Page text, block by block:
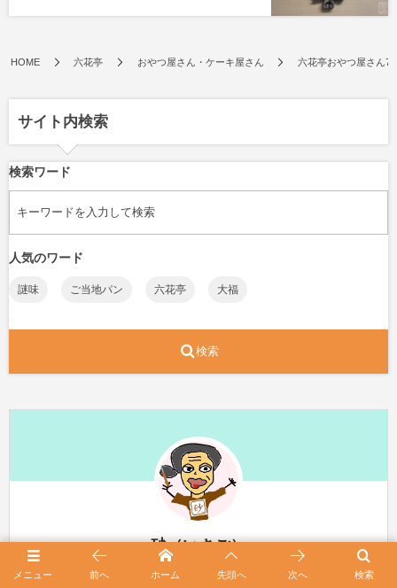
HOME 六花亭 おやつ屋さん・ケーキ屋さん 六花亭おやつ屋さん7
サイト内検索
検索ワード
人気のワード
謎味 ご当地パン 六花亭 大福
検索
砂（いさご）
北海道で３０年以上木彫り作品を制作している小学生の孫がいるおばあち
メニュー 検索
前へ ホーム 先頭へ 次へ